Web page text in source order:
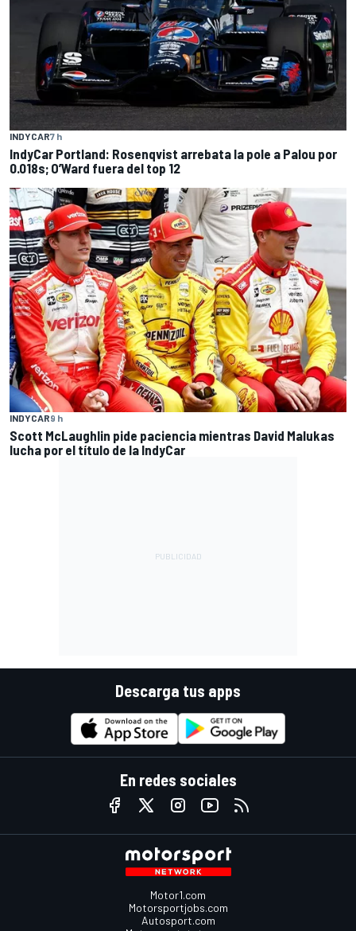
INDYCAR7 h
IndyCar Portland: Rosenqvist arrebata la pole a Palou por
0.018s; O’Ward fuera del top 12
INDYCAR9 h
Scott McLaughlin pide paciencia mientras David Malukas
lucha por el título de la IndyCar
Descarga tus apps
En redes sociales
Motor1.com
Motorsportjobs.com
Autosport.com